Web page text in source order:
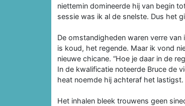
niettemin domineerde hij van begin
sessie was ik al de snelste. Dus het
De omstandigheden waren verre
is koud, het regende. Maar ik vond
nieuwe chicane. “Hoe je daar in de
In de kwalificatie noteerde Bruce de
heat noemde hij achteraf het
Het inhalen bleek trouwens geen